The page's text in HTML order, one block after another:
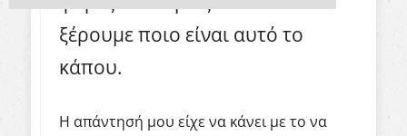
ξέρουμε ποιο είναι αυτό το
κάπου.
Η απάντησή μου είχε να κάνει με το να